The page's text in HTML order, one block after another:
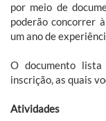
por meio de
poderão concorrer
um ano de
O documento
inscrição, as quais
Atividades